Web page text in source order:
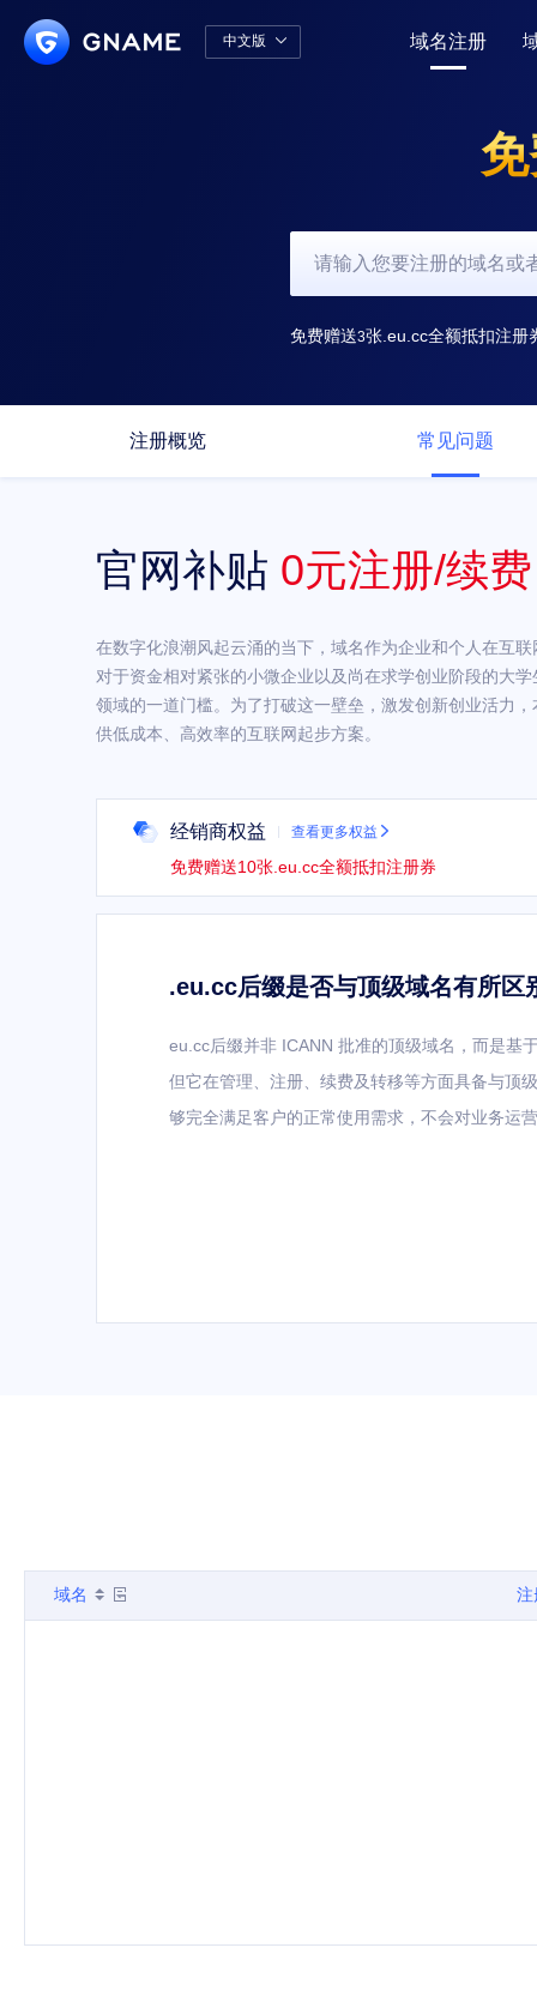
中文版  域名注册
免费赠送3张.eu.cc全额抵扣注册
注册概览 常见问题
官网补贴 0元注册/续费
在数字化浪潮风起云涌的当下，域名作为企业和个人在互
对于资金相对紧张的小微企业以及尚在求学创业阶段的大
领域的一道门槛。为了打破这一壁垒，激发创新创业活力
供低成本、高效率的互联网起步方案。
经销商权益 查看更多权益 
免费赠送10张.eu.cc全额抵扣注册券
.eu.cc后缀是否与顶级域名有所区
eu.cc后缀并非 ICANN 批准的顶级域名，而是基
但它在管理、注册、续费及转移等方面具备与顶
够完全满足客户的正常使用需求，不会对业务运
域名  注